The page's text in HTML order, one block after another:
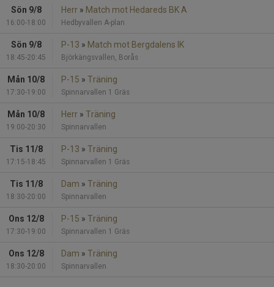
Sön 9/8
16:00-18:00
Herr » Match mot Hedareds BK A
Hedbyvallen A-plan
Sön 9/8
18:45-20:45
P-13 » Match mot Bergdalens IK
Björkängsvallen, Borås
Mån 10/8
17:30-19:00
P-15 » Träning
Spinnarvallen 1 Gräs
Mån 10/8
19:00-20:30
Herr » Träning
Spinnarvallen
Tis 11/8
17:15-18:45
P-13 » Träning
Spinnarvallen 1 Gräs
Tis 11/8
18:30-20:00
Dam » Träning
Spinnarvallen
Ons 12/8
17:30-19:00
P-15 » Träning
Spinnarvallen 1 Gräs
Ons 12/8
18:30-20:00
Dam » Träning
Spinnarvallen